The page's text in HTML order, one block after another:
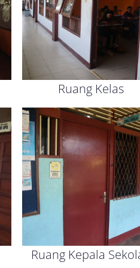
Ruang Kelas
Ruang Kepala